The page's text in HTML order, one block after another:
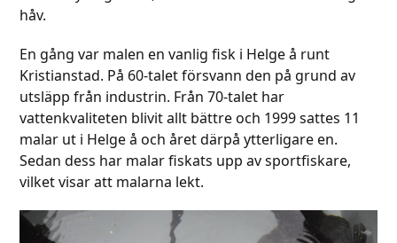
håv.
En gång var malen en vanlig fisk i Helge å runt
Kristianstad. På 60-talet försvann den på grund av
utsläpp från industrin. Från 70-talet har
vattenkvaliteten blivit allt bättre och 1999 sattes 11
malar ut i Helge å och året därpå ytterligare en.
Sedan dess har malar fiskats upp av sportfiskare,
vilket visar att malarna lekt.